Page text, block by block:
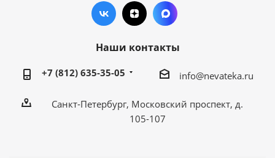
Наши контакты
+7 (812) 635-35-05 info@nevateka.ru
Санкт-Петербург, Московский проспект, д.
105-107